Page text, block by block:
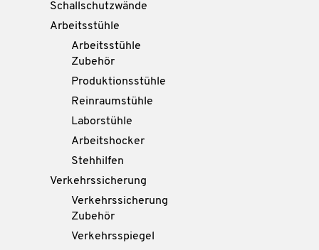
Schallschutzwände
Arbeitsstühle
Arbeitsstühle
Zubehör
Produktionsstühle
Reinraumstühle
Laborstühle
Arbeitshocker
Stehhilfen
Verkehrssicherung
Verkehrssicherung
Zubehör
Verkehrsspiegel